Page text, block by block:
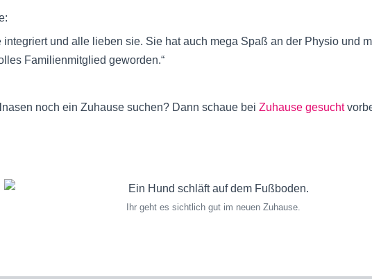
und alle lieben sie. Sie hat auch mega Spaß an der Physio und
Familienmitglied geworden.“
noch ein Zuhause suchen? Dann schaue bei Zuhause gesucht
Ihr geht es sichtlich gut im neuen Zuhause.